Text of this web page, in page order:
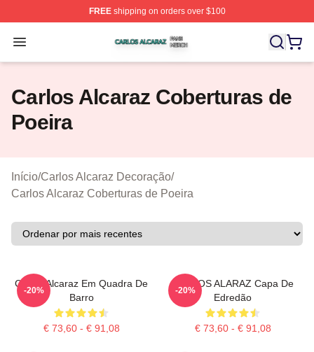
FREEshipping on orders over $100
Open menu
Carlos Alcaraz Shop ⚡️ Officially Licensed Carlos
Carlos Alcaraz Coberturas de
Poeira
Início/Carlos Alcaraz Decoração/
Carlos Alcaraz Coberturas de Poeira
Carlos Alcaraz Em Quadra De
Barro
€ 73,60 - € 91,08
-20%
CARLOS ALARAZ Capa De
Edredão
€ 73,60 - € 91,08
-20%